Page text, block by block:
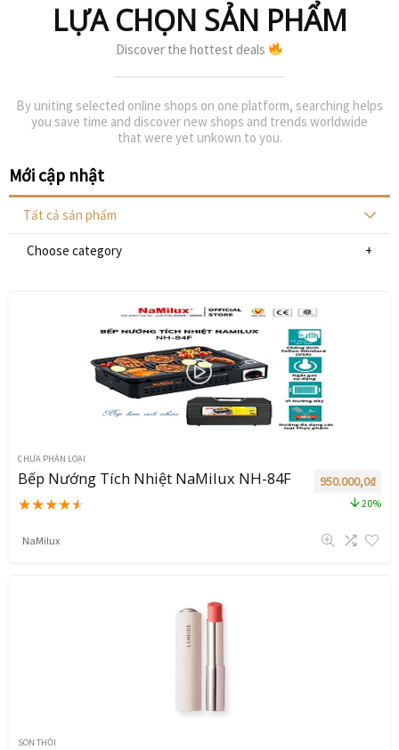
LỰA CHỌN SẢN PHẨM
Discover the hottest deals
By uniting selected online shops on one platform, searching helps
you save time and discover new shops and trends worldwide
that were yet unkown to you.
Mới cập nhật
Tất cả sản phẩm
Choose category
CHƯA PHÂN LOẠI
Bếp Nướng Tích Nhiệt NaMilux NH-84F
★★★★★
950.000,0₫
20%
NaMilux
SON THỎI